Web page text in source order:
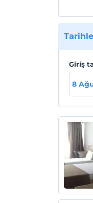
Giriş
8